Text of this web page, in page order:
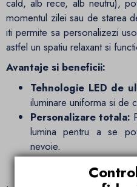
cald, alb rece, alb neutru),
momentul zilei sau de starea
iti permite sa personalizezi
astfel un spatiu relaxant si
Avantaje si beneficii:
Tehnologie LED de
iluminare uniforma si de
Personalizare totala:
lumina pentru a se
nevoie.
Control tactil
ajustarea intensitatii